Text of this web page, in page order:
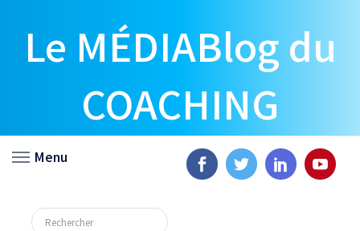
Le MÉDIABlog du
COACHING
Menu